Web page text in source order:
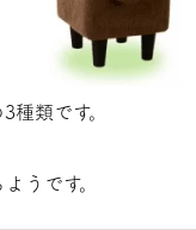
種類です。
うです。